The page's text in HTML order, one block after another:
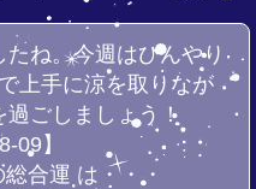
ね。今週はひんやり
上手に涼を取りなが
ごしましょう！
09】
合運 は・・・